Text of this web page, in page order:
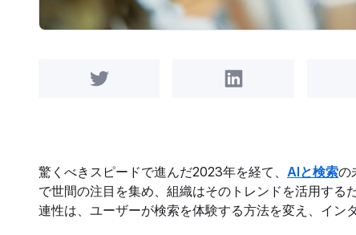
Share on Twitter Share on LinkedIn
驚くべきスピードで進んだ2023年を経て、 AIと検索の
で世間の注目を集め、組織はそのトレンドを活用す
連性は、ユーザーが検索を体験する方法を変え、イン